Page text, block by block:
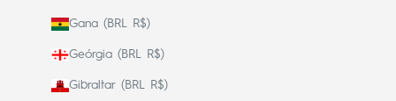
Gana (BRL R$)
Geórgia (BRL R$)
Gibraltar (BRL R$)